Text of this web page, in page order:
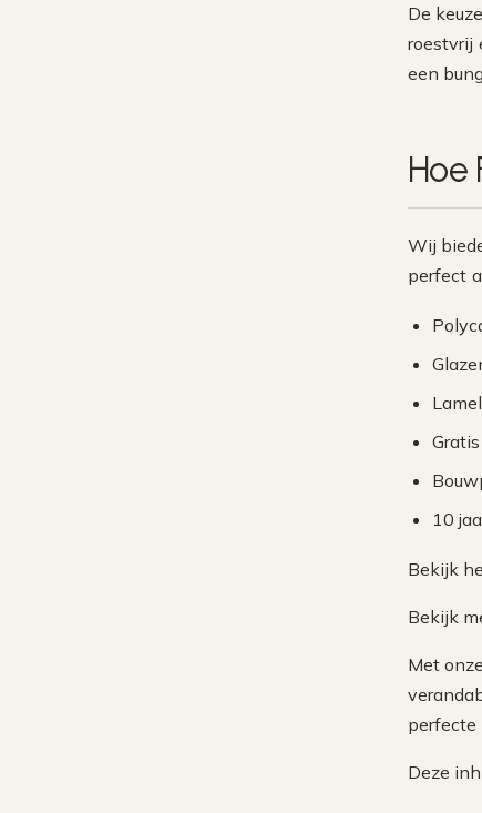
De
roestvrij
een
Hoe
Wij
perfect
10
Bekijk
Bekijk
Met
perfecte
Deze